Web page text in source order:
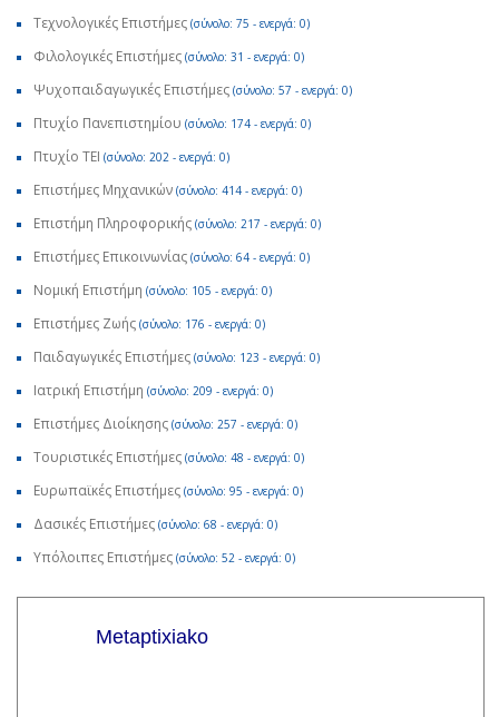
Τεχνολογικές Επιστήμες (σύνολο: 75 - ενεργά: 0)
Φιλολογικές Επιστήμες (σύνολο: 31 - ενεργά: 0)
Ψυχοπαιδαγωγικές Επιστήμες (σύνολο: 57 - ενεργά: 0)
Πτυχίο Πανεπιστημίου (σύνολο: 174 - ενεργά: 0)
Πτυχίο ΤΕΙ (σύνολο: 202 - ενεργά: 0)
Επιστήμες Μηχανικών (σύνολο: 414 - ενεργά: 0)
Επιστήμη Πληροφορικής (σύνολο: 217 - ενεργά: 0)
Επιστήμες Επικοινωνίας (σύνολο: 64 - ενεργά: 0)
Νομική Επιστήμη (σύνολο: 105 - ενεργά: 0)
Επιστήμες Ζωής (σύνολο: 176 - ενεργά: 0)
Παιδαγωγικές Επιστήμες (σύνολο: 123 - ενεργά: 0)
Ιατρική Επιστήμη (σύνολο: 209 - ενεργά: 0)
Επιστήμες Διοίκησης (σύνολο: 257 - ενεργά: 0)
Τουριστικές Επιστήμες (σύνολο: 48 - ενεργά: 0)
Ευρωπαϊκές Επιστήμες (σύνολο: 95 - ενεργά: 0)
Δασικές Επιστήμες (σύνολο: 68 - ενεργά: 0)
Υπόλοιπες Επιστήμες (σύνολο: 52 - ενεργά: 0)